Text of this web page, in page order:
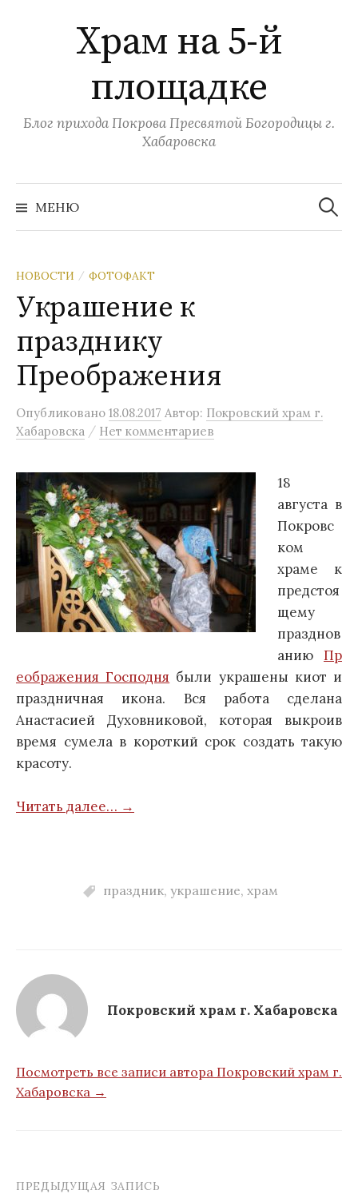
содержимомуХрам на 5-й
площадке
Блог прихода Покрова Пресвятой Богородицы г.
Хабаровска
МЕНЮ
Найти:
НОВОСТИ / ФОТОФАКТ
Украшение к
празднику
Преображения
Опубликовано 18.08.2017 Автор: Покровский храм г.
Хабаровска / Нет комментариев
18
августа в
Покровс
ком
храме к
предстоя
щему
празднов
анию Пр
еображения Господня были украшены киот и
праздничная икона. Вся работа сделана
Анастасией Духовниковой, которая выкроив
время сумела в короткий срок создать такую
красоту.
Читать далее… →
праздник, украшение, храм
Покровский храм г. Хабаровска
Посмотреть все записи автора Покровский храм г.
Хабаровска →
Навигация
ПРЕДЫДУЩАЯ ЗАПИСЬ